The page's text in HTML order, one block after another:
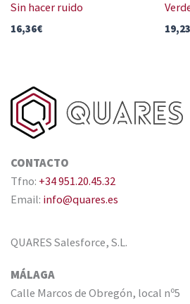
Sin hacer ruido
16,36€ 19,23
CONTACTO
Tfno: +34 951.20.45.32
Email: info@quares.es
QUARES Salesforce, S.L.
MÁLAGA
Calle Marcos de Obregón, local nº5